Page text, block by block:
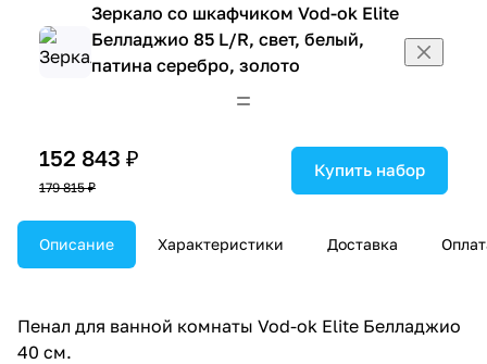
Зеркало со шкафчиком Vod-ok Elite
Белладжио 85 L/R, свет, белый,
патина серебро, золото
152 843 ₽
179 815 ₽
Купить набор
Описание Характеристики Доставка
Пенал для ванной комнаты Vod-ok Elite Белладжио
40 см.